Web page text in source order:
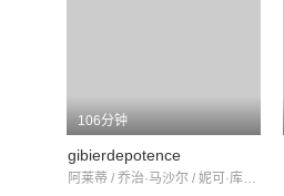
106分钟
gibierdepotence
阿莱蒂 / 乔治·马沙尔 / 妮可·库尔塞